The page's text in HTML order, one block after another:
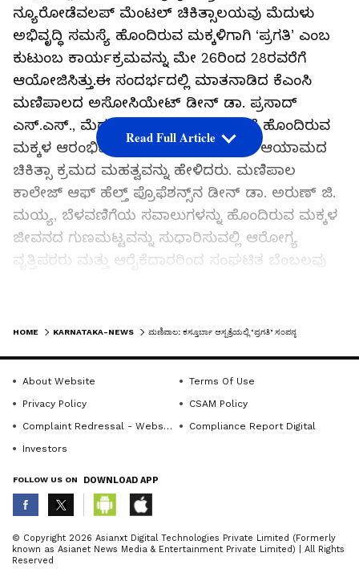
ನ್ಯೂರೋಡೆವಲಪ್ ಮೆಂಟಲ್ ಚಿಕಿತ್ಸಾಲಯವು ಮೆದುಳು
ಅಭಿವೃದ್ಧಿ ಸಮಸ್ಯೆ ಹೊಂದಿರುವ ಮಕ್ಕಳಿಗಾಗಿ ‘ಪ್ರಗತಿ’ ಎಂಬ
ಕುಟುಂಬ ಕಾರ್ಯಕ್ರಮವನ್ನು ಮೇ 26ರಿಂದ 28ರವರೆಗೆ
ಆಯೋಜಿಸಿತ್ತು.ಈ ಸಂದರ್ಭದಲ್ಲಿ ಮಾತನಾಡಿದ ಕೆಎಂಸಿ
ಮಣಿಪಾಲದ ಅಸೋಸಿಯೇಟ್ ಡೀನ್ ಡಾ. ಪ್ರಸಾದ್
ಎಸ್.ಎಸ್., ಮೆದುಳು ಬೆಳವಣಿಗೆಯ ಅಸ್ವಸ್ಥತೆ ಹೊಂದಿರುವ
ಮಕ್ಕಳ ಆರಂಭಿಕ ಗುರುತಿಸುವಿಕೆ ಮತ್ತು ಬಹು ಆಯಾಮದ
ಚಿಕಿತ್ಸಾ ಕ್ರಮದ ಮಹತ್ವವನ್ನು ಹೇಳಿದರು. ಮಣಿಪಾಲ
ಕಾಲೇಜ್ ಆಫ್ ಹೆಲ್ತ್ ಪ್ರೊಫೆಶನ್ಸ್‌ನ ಡೀನ್ ಡಾ. ಅರುಣ್ ಜಿ.
ಮಯ್ಯ, ಬೆಳವಣಿಗೆಯ ಸವಾಲುಗಳನ್ನು ಹೊಂದಿರುವ ಮಕ್ಕಳ
ಜೀವನದ ಗುಣಮಟ್ಟವನ್ನು ಸುಧಾರಿಸುವಲ್ಲಿ ಆರೋಗ್ಯ
ವೃತ್ತಿಪರರು ಮತ್ತು ಆರೈಕೆದಾರರಿಂದ ಸಂಘಟಿತ ಬೆಂಬಲವು
ಅಧೀಕ್ಷಕ ಡಾ. ಅವಿನಾಶ್ ಶೆಟ್ಟಿ, “ಪ್ರಗತಿ”ಯಂತಹ ಜಾಗೃತಿ
ಸುಧಾಕರ್ ಕಂಟಿಪುಡಿ ಅವರು, ನ್ಯೂರೋಡೆವಲಪ್ ಮೆಂಟಲ್
ಕ್ಲಿನಿಕ್ ಒದಗಿಸುವ ಸಮರ್ಪಿತ ಸೇವೆಗಳನ್ನು ಶ್ಲಾಘಿಸಿದರು
ಮತ್ತು ಸಮಗ್ರ ಮಕ್ಕಳ ಬೆಳವಣಿಗೆಗೆ ಮನೋವೈದ್ಯಶಾಸ್ತ್ರ,
ಮಕ್ಕಳ ಚಿಕಿತ್ಸೆ, ಅಲೈಡ್ ಹೆಲ್ತ್ ಪ್ರೊಫೆಷನಲ್ಸ್ ಮತ್ತು
Read Full Article
ABOUT THE AUTHOR
K KannadaprabhaNewsNetwork
HOME KARNATAKA-NEWS ಮಣಿಪಾಲ: ಕಸ್ತೂರ್ಬಾ ಆಸ್ಪತ್ರೆಯಲ್ಲಿ ‘ಪ್ರಗತಿ’ ಸಂಪನ್ನ
About Website
Terms Of Use
Privacy Policy
CSAM Policy
Complaint Redressal - Website
Compliance Report Digital
Investors
FOLLOW US ON DOWNLOAD APP
© Copyright 2026 Asianxt Digital Technologies Private Limited (Formerly
known as Asianet News Media & Entertainment Private Limited) | All Rights
Reserved